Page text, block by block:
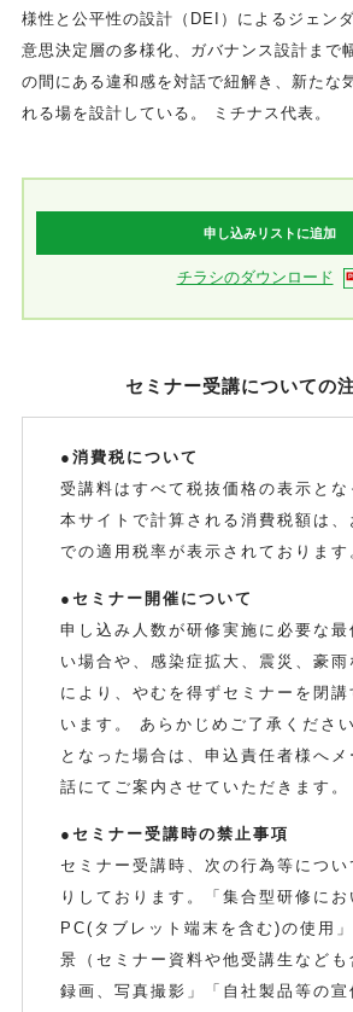
様性と公平性の設計（DEI）によるジェン
意思決定層の多様化、ガバナンス設計まで
の間にある違和感を対話で紐解き、新たな
れる場を設計している。 ミチナス代表。
申し込みリストに追加
チラシのダウンロード
セミナー受講についての
●消費税について
受講料はすべて税抜価格の表示とな
本サイトで計算される消費税額は、
での適用税率が表示されております
●セミナー開催について
申し込み人数が研修実施に必要な最
い場合や、感染症拡大、震災、豪
により、やむを得ずセミナーを閉
います。 あらかじめご了承くださ
となった場合は、申込責任者様へ
話にてご案内させていただきます。
●セミナー受講時の禁止事項
セミナー受講時、次の行為等につ
りしております。「集合型研修に
PC(タブレット端末を含む)の使用
景（セミナー資料や他受講生なども
録画、写真撮影」「自社製品等の